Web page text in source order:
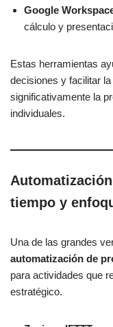
Google
cálculo y
Estas herramientas
decisiones y facilitar
significativamente la
individuales.
tiempo y
Una de las grandes
automatización de
para actividades que
estratégico.